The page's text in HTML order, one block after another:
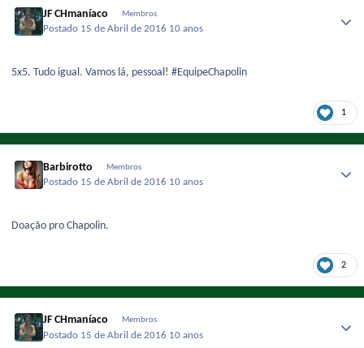
JF CHmaníaco Membros
Postado 15 de Abril de 2016 10 anos
5x5. Tudo igual. Vamos lá, pessoal! #EquipeChapolin
1
Barbirotto Membros
Postado 15 de Abril de 2016 10 anos
Doação pro Chapolin.
2
JF CHmaníaco Membros
Postado 15 de Abril de 2016 10 anos